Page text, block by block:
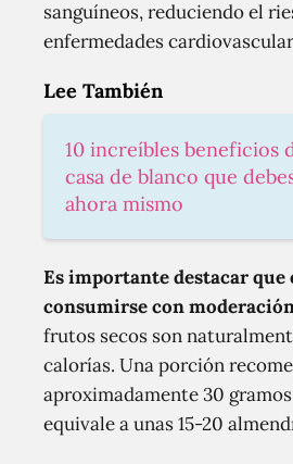
sanguíneos, reduciendo el
enfermedades
Lee También
10 increíbles beneficios
casa de blanco que
ahora mismo
Es importante destacar que
consumirse con
frutos secos son
calorías. Una porción
aproximadamente 30
equivale a unas 15-20